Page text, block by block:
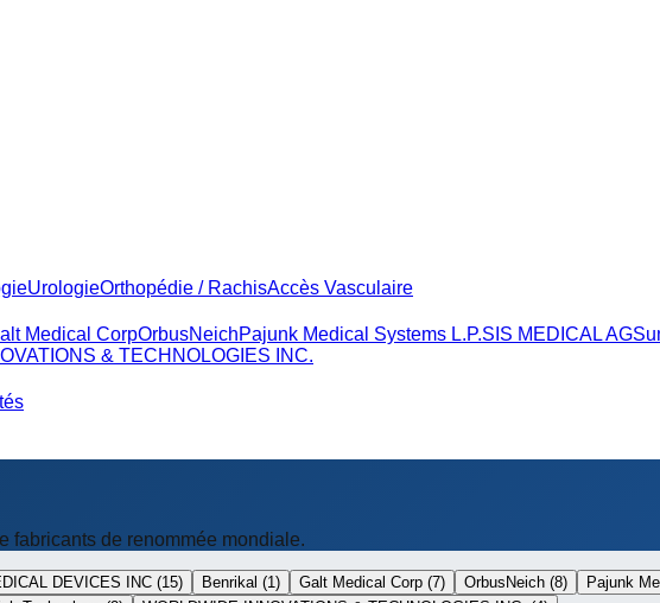
UrologieOrthopédie / RachisAccès Vasculaire
Medical CorpOrbusNeichPajunk Medical Systems L.P.SIS MEDICAL AG
& TECHNOLOGIES INC.
fabricants de renommée mondiale.
DEVICES INC (15) Benrikal (1 ) Galt Medical Corp (7) OrbusNeich (8) Pajunk